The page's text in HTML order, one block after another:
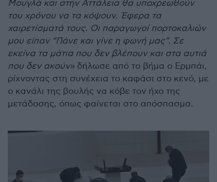
Μουγλά και στην Αττάλεια θα υποχρεωθούν
του χρόνου να τα κόψουν. Έφερα τα
χαιρετίσματά τους. Οι παραγωγοί πορτοκαλιών
μου είπαν “Πάνε και γίνε η φωνή μας”. Σε
εκείνα τα μάτια που δεν βλέπουν και στα αυτιά
που δεν ακούν» δήλωσε από το βήμα ο Ερμπάι,
ρίχνοντας στη συνέχεια το καφάσι στο κενό, με
ο κανάλι της βουλής να κόβε τον ήχο της
μετάδοσης, όπως φαίνεται στο απόσπασμα.